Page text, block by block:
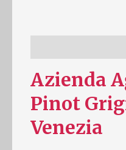
Azienda
Pinot
Venezia